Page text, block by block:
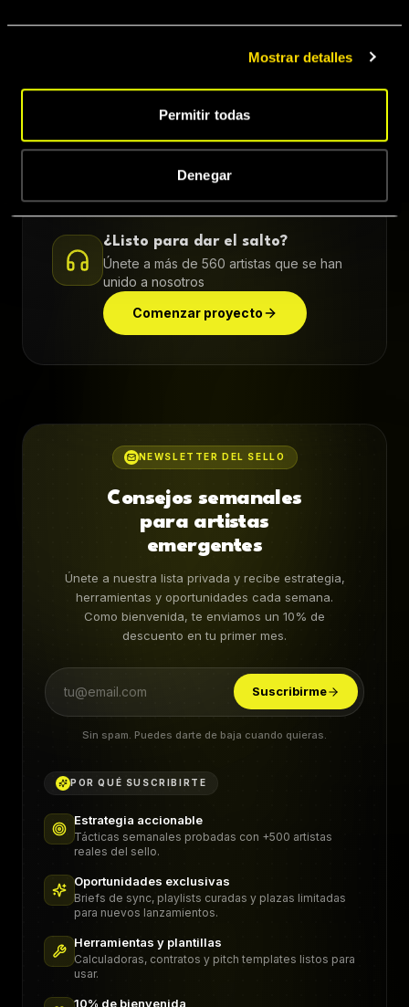
Mostrar detalles
Permitir todas
Denegar
PRÓXIMAMENTE
¿Listo para dar el salto?
Únete a más de 560 artistas que se han
unido a nosotros
Comenzar proyecto
POR QUÉ SUSCRIBIRTE
Estrategia accionable
Tácticas semanales probadas con +500 artistas
reales del sello.
Oportunidades exclusivas
Briefs de sync, playlists curadas y plazas limitadas
para nuevos lanzamientos.
Herramientas y plantillas
Calculadoras, contratos y pitch templates listos para
usar.
10% de bienvenida
NEWSLETTER DEL SELLO
Consejos semanales
para artistas
emergentes
Únete a nuestra lista privada y recibe estrategia,
herramientas y oportunidades cada semana.
Como bienvenida, te enviamos un 10% de
descuento en tu primer mes.
Suscribirme
Sin spam. Puedes darte de baja cuando quieras.